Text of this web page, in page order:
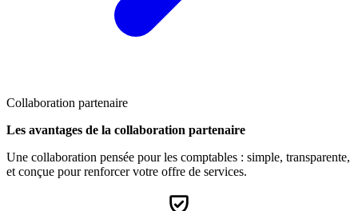
Collaboration partenaire
Les avantages de la collaboration partenaire
Une collaboration pensée pour les comptables : simple, transparente,
et conçue pour renforcer votre offre de services.